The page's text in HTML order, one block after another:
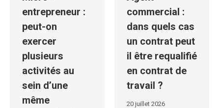
entrepreneur :
peut-on
exercer
plusieurs
activités au
sein d’une
même
commercial :
dans quels cas
un contrat peut
il être requalifié
en contrat de
travail ?
20 juillet 2026